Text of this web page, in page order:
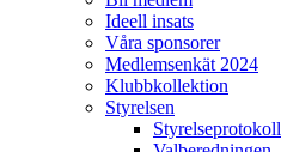
Ideell insats
Våra sponsorer
Medlemsenkät 2024
Klubbkollektion
Styrelsen
Styrelseprotokoll